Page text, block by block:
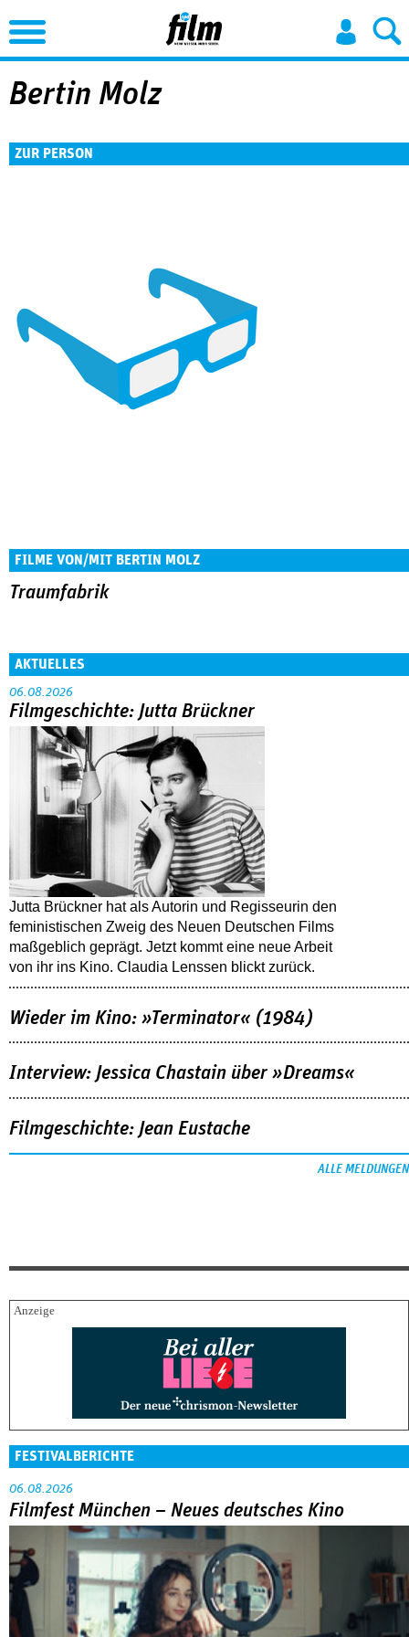
Jump to Navigation
Bertin Molz
ZUR PERSON
FILME VON/MIT BERTIN MOLZ
Traumfabrik
AKTUELLES
06.08.2026
Filmgeschichte: Jutta Brückner
Jutta Brückner hat als Autorin und Regisseurin den
feministischen Zweig des Neuen Deutschen Films
maßgeblich geprägt. Jetzt kommt eine neue Arbeit
von ihr ins Kino. Claudia Lenssen blickt zurück.
Wieder im Kino: »Terminator« (1984)
Interview: Jessica Chastain über »Dreams«
Filmgeschichte: Jean Eustache
ALLE MELDUNGEN
FESTIVALBERICHTE
06.08.2026
Filmfest München – Neues deutsches Kino